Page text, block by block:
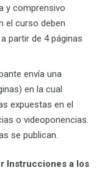
y comprensivo
el curso deben
partir de 4 páginas
envía una
en la cual
expuestas en el
o videoponencias.
se publican.
Instrucciones a los